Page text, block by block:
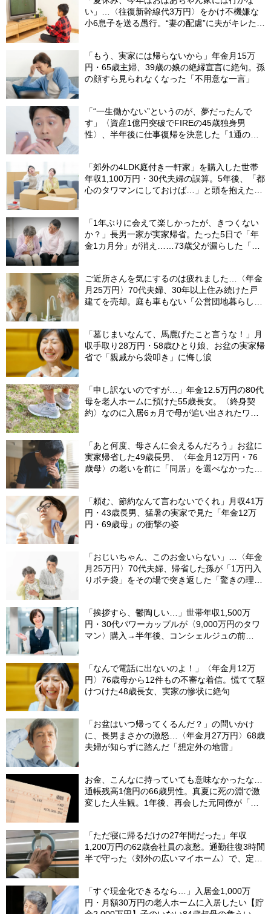
い」…〈往復新幹線代3万円〉をかけ不機嫌な
小6息子を送る愚行。“妻の配慮”に夫がキレたワ
「もう、実家には帰らないから」年金月15万
円・65歳主婦、39歳の娘の絶縁宣言に絶句。孫
の顔すら見られなくなった「不用意な一言」
「“一生働かない”というのが、夢だったんで
す」〈資産1億円突破でFIREの45歳独身男
性〉、半年後に仕事復帰を決意した「1通の通
「郊外の4LDK庭付き一軒家」を購入した世帯
年収1,100万円・30代夫婦の誤算。5年後、「都
心のタワマンにしておけば…」と頭を抱えたワ
「1年ぶりに会えて楽しかったが、きつくない
か？」長男一家が実家帰省。たった5日で「年
金1カ月分」が消え……73歳父が漏らした「本
ご近所さんを気にするのは疲れました…〈年金
月25万円〉70代夫婦、30年以上住み続けた戸
建てを売却。庭も車もない「公営団地暮らし」
「墓じまいなんて、馬鹿げたこと言うな！」月
収手取り28万円・58歳ひとり娘、お盆の実家帰
省で「親戚から袋叩き」に悔し涙
「申し訳ないのですが…」年金12.5万円の80代
母を老人ホームに預けた55歳長女。〈終身契
約〉なのに入居6ヵ月で母が追い出されたワ
「あと何度、母さんに会えるんだろう」お盆に
実家帰省した49歳長男、〈年金月12万円・76
歳母〉の老いを前に「同居」を選べなかった悔
「頼む、節約なんて言わないでくれ」月収41万
円・43歳長男、猛暑の実家で見た「年金12万
円・69歳母」の衝撃の姿
「おじいちゃん、このお金いらない」…〈年金
月25万円〉70代夫婦、帰省した孫が「1万円入
りポチ袋」をその場で突き返した「驚きの理
「挨拶すら、鬱陶しい…」世帯年収1,500万
円・30代パワーカップルが〈9,000万円のタワ
マン〉購入→半年後、コンシェルジュの前
「なんで電話に出ないのよ！」〈年金月12万
円〉76歳母から12件もの不審な着信。慌てて駆
けつけた48歳長女、実家の惨状に絶句
「お盆はいつ帰ってくるんだ？」の問いかけ
に、長男まさかの激怒…〈年金月27万円〉68歳
夫婦が知らずに踏んだ「想定外の地雷」
お金、こんなに持っていても意味なかったな…
通帳残高1億円の66歳男性。真夏に死の淵で激
変した人生観。1年後、再会した元同僚が「振
「ただ寝に帰るだけの27年間だった」年収
1,200万円の62歳会社員の哀愁。通勤往復3時間
半で守った〈郊外の広いマイホーム〉で、定年
「すぐ現金化できるなら…」入居金1,000万
円・月額30万円の老人ホームに入居したい【貯